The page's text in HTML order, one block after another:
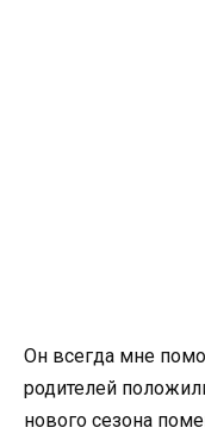
Он всегда мне
родителей
нового сезона